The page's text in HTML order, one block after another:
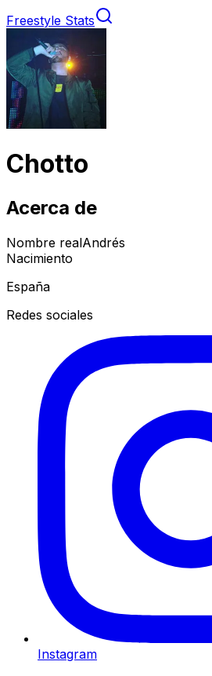
Freestyle Stats
Chotto
Acerca de
Nombre realAndrés
Nacimiento
España
Redes sociales
Instagram